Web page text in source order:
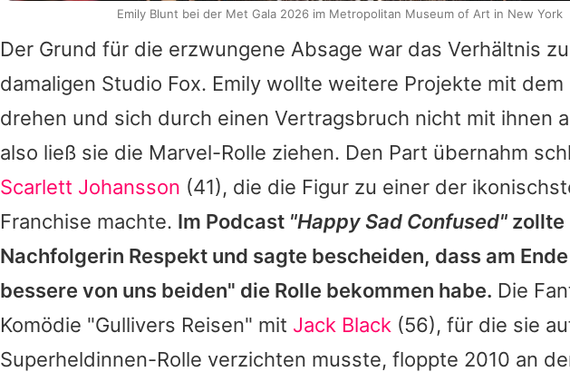
Der Grund für die erzwungene Absage war das Verhältnis
damaligen Studio Fox. Emily wollte weitere Projekte mit dem
drehen und sich durch einen Vertragsbruch nicht mit ihnen
also ließ sie die Marvel-Rolle ziehen. Den Part übernahm
Scarlett Johansson (41), die die Figur zu einer der
Franchise machte. Im Podcast "Happy Sad Confused" zollte
Nachfolgerin Respekt und sagte bescheiden, dass am
bessere von uns beiden" die Rolle bekommen habe. Die
Komödie "Gullivers Reisen" mit Jack Black (56), für die sie
Superheldinnen-Rolle verzichten musste, floppte 2010 an
Emily Blunt bei der Met Gala 2026 im Metropolitan Museum of Art in New York